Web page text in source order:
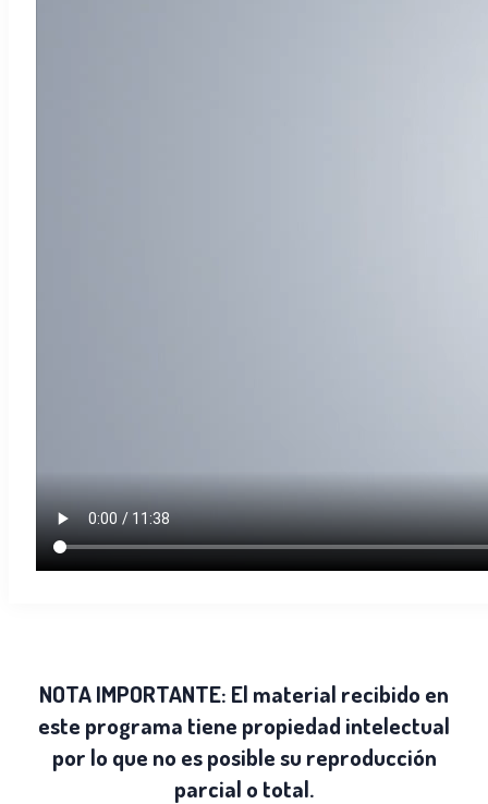
NOTA IMPORTANTE: El material recibido en
este programa tiene propiedad intelectual
por lo que no es posible su reproducción
parcial o total.